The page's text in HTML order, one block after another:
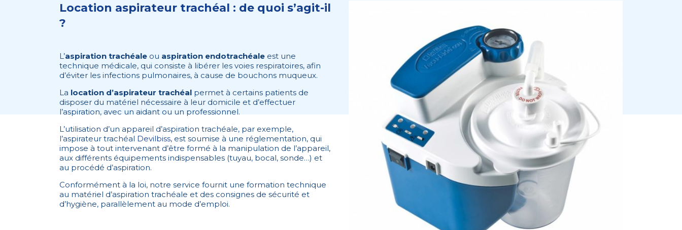
Location aspirateur trachéal : de quoi s’agit-il
?
L’aspiration trachéale ou aspiration endotrachéale est une
technique médicale, qui consiste à libérer les voies respiratoires, afin
d’éviter les infections pulmonaires, à cause de bouchons muqueux.
La location d’aspirateur trachéal permet à certains patients de
disposer du matériel nécessaire à leur domicile et d’effectuer
l’aspiration, avec un aidant ou un professionnel.
L’utilisation d’un appareil d’aspiration trachéale, par exemple,
l’aspirateur trachéal Devilbiss, est soumise à une réglementation, qui
impose à tout intervenant d’être formé à la manipulation de l’appareil,
aux différents équipements indispensables (tuyau, bocal, sonde…) et
au procédé d’aspiration.
Conformément à la loi, notre service fournit une formation technique
au matériel d’aspiration trachéale et des consignes de sécurité et
d’hygiène, parallèlement au mode d’emploi.